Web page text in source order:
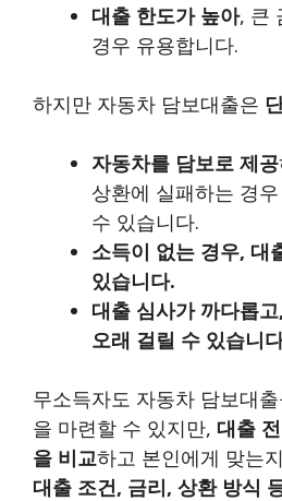
대출 한도가 높아, 큰
경우 유용합니다.
하지만 자동차 담보대출은
자동차를 담보로 제공
상환에 실패하는 경
수 있습니다.
소득이 없는 경우, 대
있습니다.
대출 심사가 까다롭
오래 걸릴 수 있습니
무소득자도 자동차 담보대
을 마련할 수 있지만, 대출
을 비교하고 본인에게 맞는
대출 조건, 금리, 상환 방식